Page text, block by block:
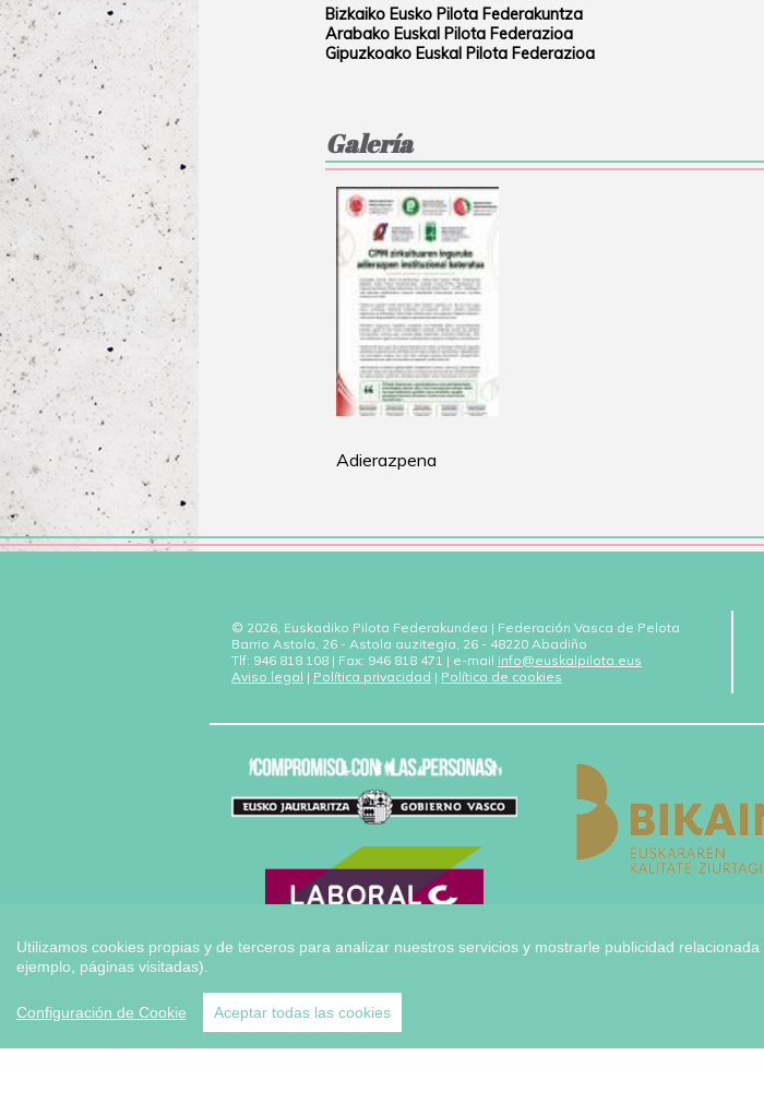
Bizkaiko Eusko Pilota Federakuntza
Arabako Euskal Pilota Federazioa
Gipuzkoako Euskal Pilota Federazioa
Galería
Adierazpena
© 2026, Euskadiko Pilota Federakundea | Federación Vasca de Pelota
Barrio Astola, 26 - Astola auzitegia, 26 - 48220 Abadiño
Tlf: 946 818 108 | Fax: 946 818 471 | e-mail info@euskalpilota.eus
Aviso legal | Política privacidad | Política de cookies
Utilizamos cookies propias y de terceros para analizar nuestros servicios y mostrarle publicidad
ejemplo, páginas visitadas).
Configuración de Cookie Aceptar todas las cookies